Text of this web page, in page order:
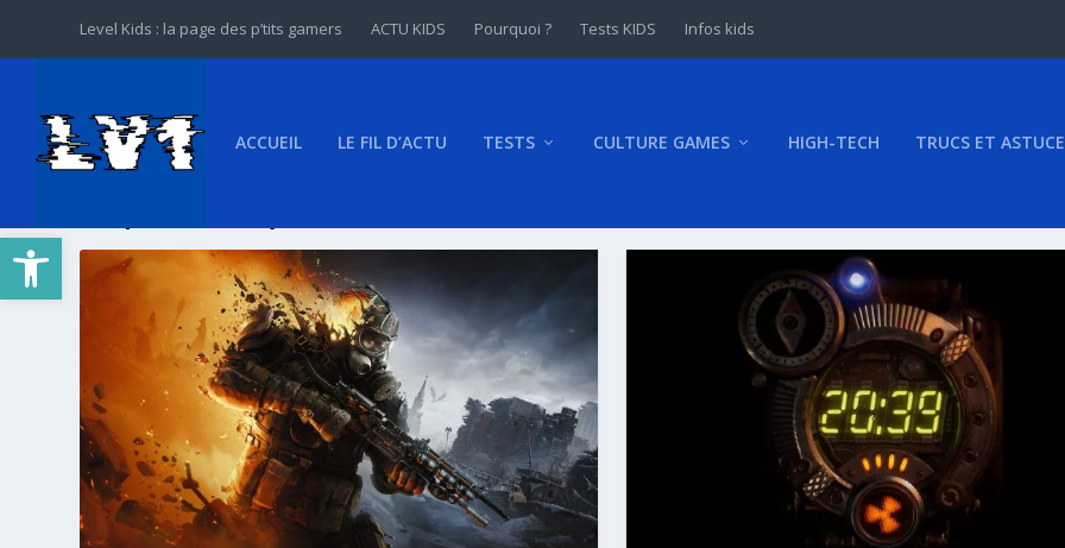
Ouvrir la barre d’outils
Level Kids : la page des p’tits gamers ACTU KIDS Pourquoi ? Tests KIDS Infos kids
ACCUEIL LE FIL D’ACTU TESTS CULTURE GAMES HIGH-TECH TRUCS ET